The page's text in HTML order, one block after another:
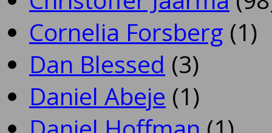
Cornelia Forsberg (1)
Dan Blessed (3)
Daniel Abeje (1)